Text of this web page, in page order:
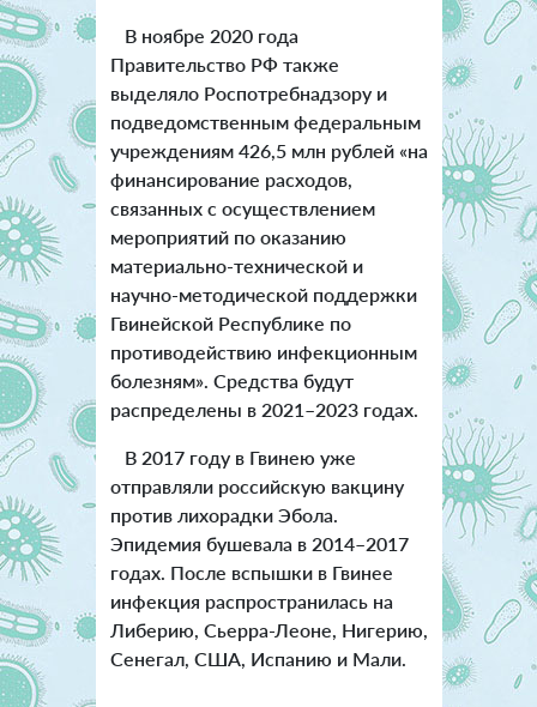
В ноябре 2020 года
Правительство РФ также
выделяло Роспотребнадзору и
подведомственным федеральным
учреждениям 426,5 млн рублей «на
финансирование расходов,
связанных с осуществлением
мероприятий по оказанию
материально-технической и
научно-методической поддержки
Гвинейской Республике по
противодействию инфекционным
болезням». Средства будут
распределены в 2021–2023 годах.
В 2017 году в Гвинею уже
отправляли российскую вакцину
против лихорадки Эбола.
Эпидемия бушевала в 2014–2017
годах. После вспышки в Гвинее
инфекция распространилась на
Либерию, Сьерра-Леоне, Нигерию,
Сенегал, США, Испанию и Мали.